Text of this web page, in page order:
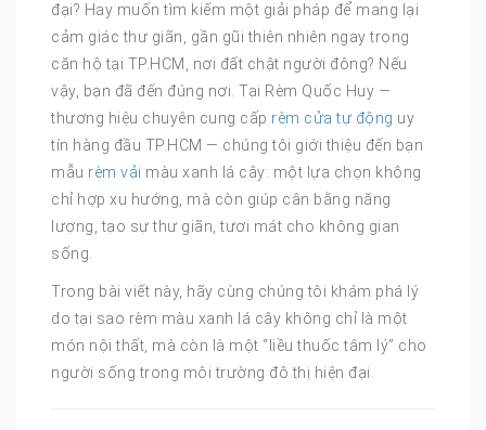
đại? Hay muốn tìm kiếm một giải pháp để mang lại
cảm giác thư giãn, gần gũi thiên nhiên ngay trong
căn hộ tại TP.HCM, nơi đất chật người đông? Nếu
vậy, bạn đã đến đúng nơi. Tại Rèm Quốc Huy —
thương hiệu chuyên cung cấp rèm cửa tự động uy
tín hàng đầu TP.HCM — chúng tôi giới thiệu đến bạn
mẫu rèm vải màu xanh lá cây: một lựa chọn không
chỉ hợp xu hướng, mà còn giúp cân bằng năng
lượng, tạo sự thư giãn, tươi mát cho không gian
sống.
Trong bài viết này, hãy cùng chúng tôi khám phá lý
do tại sao rèm màu xanh lá cây không chỉ là một
món nội thất, mà còn là một “liều thuốc tâm lý” cho
người sống trong môi trường đô thị hiện đại.